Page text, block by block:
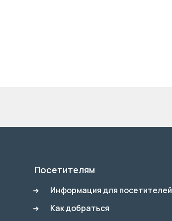
Посетителям
Информация для посетителей
Как добраться